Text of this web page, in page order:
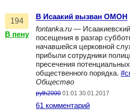
194
В пену
В Исаакий вызван ОМОН
fontanka.ru —
посещения в разгар
начавшейся церковной
прибыли сотрудники
пресечения
общественного порядка.
Общество
pyth2000 01:01 30.01.2017
61 комментарий